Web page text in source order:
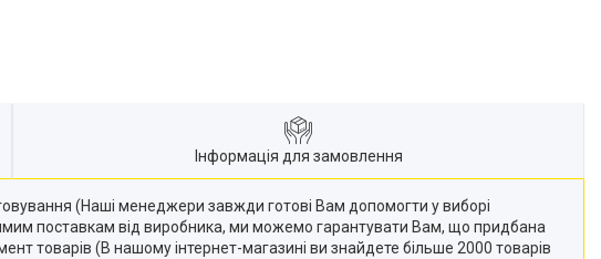
Інформація для замовлення
(Наші менеджери завжди готові Вам допомогти у виборі
поставкам від виробника, ми можемо гарантувати Вам, що придбана
товарів (В нашому інтернет-магазині ви знайдете більше 2000 товарів